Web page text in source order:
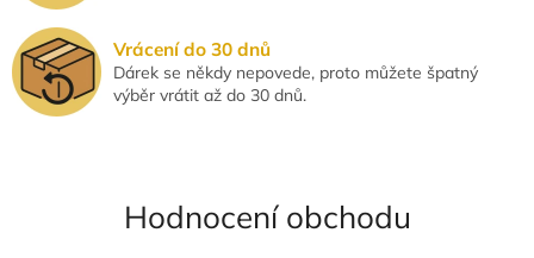
Vrácení do 30 dnů
Dárek se někdy nepovede, proto můžete špatný
výběr vrátit až do 30 dnů.
Hodnocení obchodu